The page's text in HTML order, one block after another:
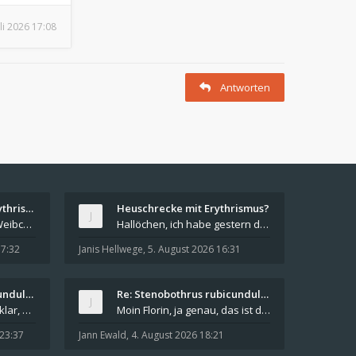
2026 17:08
Antworten
Re: Heuschrecke mit Erythrismus?
Hallo Janis, Du hast ein Weibchen der Roten Keule
Heuschrecke mit Erythrismus?
Hallöchen, ich habe gestern diese Heuschrecke auf
Janis Hellwege, 5. August 2026 16:31
Re: Stenobothrus rubicundulus?
Hallo allerseits @Dieter, klar, da hast du natürl
Re: Stenobothrus rubicundulus?
Moin Florin, ja genau, das ist das Gebiet südlich
Jann Ewald, 4. August 2026 18:21